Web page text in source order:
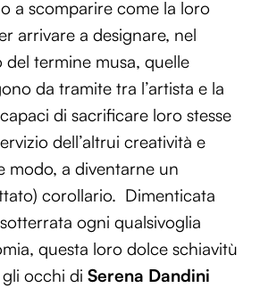
a scomparire come la loro
arrivare a designare, nel
del termine musa, quelle
da tramite tra l’artista e la
di sacrificare loro stesse
dell’altrui creatività e
modo, a diventarne un
corollario. Dimenticata
ogni qualsivoglia
questa loro dolce schiavitù
occhi di Serena Dandini